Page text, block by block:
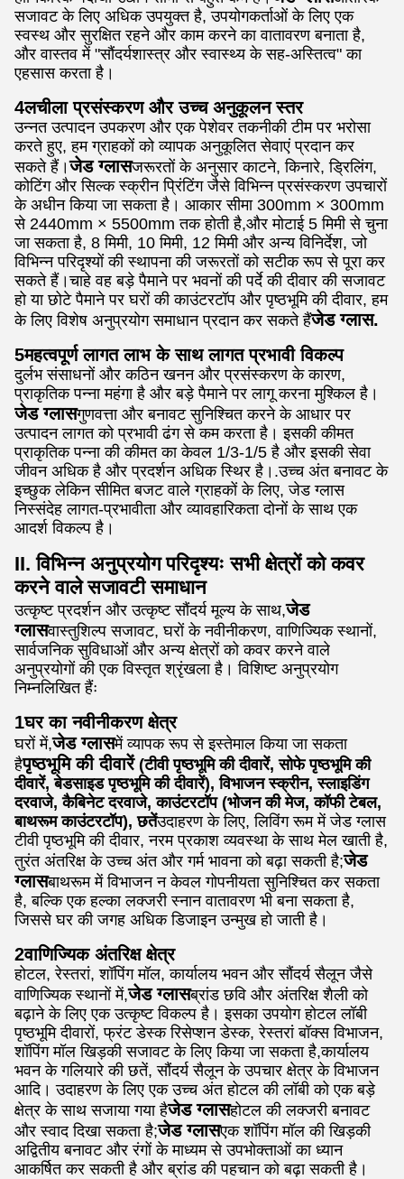
सजावट के लिए अधिक उपयुक्त है, उपयोगकर्ताओं के लिए एक
स्वस्थ और सुरक्षित रहने और काम करने का वातावरण बनाता है,
और वास्तव में "सौंदर्यशास्त्र और स्वास्थ्य के सह-अस्तित्व" का
एहसास करता है।
4लचीला प्रसंस्करण और उच्च अनुकूलन स्तर
उन्नत उत्पादन उपकरण और एक पेशेवर तकनीकी टीम पर भरोसा
करते हुए, हम ग्राहकों को व्यापक अनुकूलित सेवाएं प्रदान कर
सकते हैं।जेड ग्लासजरूरतों के अनुसार काटने, किनारे, ड्रिलिंग,
कोटिंग और सिल्क स्क्रीन प्रिंटिंग जैसे विभिन्न प्रसंस्करण उपचारों
के अधीन किया जा सकता है। आकार सीमा 300mm × 300mm
से 2440mm × 5500mm तक होती है,और मोटाई 5 मिमी से चुना
जा सकता है, 8 मिमी, 10 मिमी, 12 मिमी और अन्य विनिर्देश, जो
विभिन्न परिदृश्यों की स्थापना की जरूरतों को सटीक रूप से पूरा कर
सकते हैं।चाहे वह बड़े पैमाने पर भवनों की पर्दे की दीवार की सजावट
हो या छोटे पैमाने पर घरों की काउंटरटॉप और पृष्ठभूमि की दीवार, हम
के लिए विशेष अनुप्रयोग समाधान प्रदान कर सकते हैंजेड ग्लास.
5महत्वपूर्ण लागत लाभ के साथ लागत प्रभावी विकल्प
दुर्लभ संसाधनों और कठिन खनन और प्रसंस्करण के कारण,
प्राकृतिक पन्ना महंगा है और बड़े पैमाने पर लागू करना मुश्किल है।
जेड ग्लासगुणवत्ता और बनावट सुनिश्चित करने के आधार पर
उत्पादन लागत को प्रभावी ढंग से कम करता है। इसकी कीमत
प्राकृतिक पन्ना की कीमत का केवल 1/3-1/5 है और इसकी सेवा
जीवन अधिक है और प्रदर्शन अधिक स्थिर है।.उच्च अंत बनावट के
इच्छुक लेकिन सीमित बजट वाले ग्राहकों के लिए, जेड ग्लास
निस्संदेह लागत-प्रभावीता और व्यावहारिकता दोनों के साथ एक
आदर्श विकल्प है।
II. विभिन्न अनुप्रयोग परिदृश्यः सभी क्षेत्रों को कवर
करने वाले सजावटी समाधान
उत्कृष्ट प्रदर्शन और उत्कृष्ट सौंदर्य मूल्य के साथ,जेड
ग्लासवास्तुशिल्प सजावट, घरों के नवीनीकरण, वाणिज्यिक स्थानों,
सार्वजनिक सुविधाओं और अन्य क्षेत्रों को कवर करने वाले
अनुप्रयोगों की एक विस्तृत श्रृंखला है। विशिष्ट अनुप्रयोग
निम्नलिखित हैंः
1घर का नवीनीकरण क्षेत्र
घरों में,जेड ग्लासमें व्यापक रूप से इस्तेमाल किया जा सकता
हैपृष्ठभूमि की दीवारें (टीवी पृष्ठभूमि की दीवारें, सोफे पृष्ठभूमि की
दीवारें, बेडसाइड पृष्ठभूमि की दीवारें), विभाजन स्क्रीन, स्लाइडिंग
दरवाजे, कैबिनेट दरवाजे, काउंटरटॉप (भोजन की मेज, कॉफी टेबल,
बाथरूम काउंटरटॉप), छतेंउदाहरण के लिए, लिविंग रूम में जेड ग्लास
टीवी पृष्ठभूमि की दीवार, नरम प्रकाश व्यवस्था के साथ मेल खाती है,
तुरंत अंतरिक्ष के उच्च अंत और गर्म भावना को बढ़ा सकती है;जेड
ग्लासबाथरूम में विभाजन न केवल गोपनीयता सुनिश्चित कर सकता
है, बल्कि एक हल्का लक्जरी स्नान वातावरण भी बना सकता है,
जिससे घर की जगह अधिक डिजाइन उन्मुख हो जाती है।
2वाणिज्यिक अंतरिक्ष क्षेत्र
होटल, रेस्तरां, शॉपिंग मॉल, कार्यालय भवन और सौंदर्य सैलून जैसे
वाणिज्यिक स्थानों में,जेड ग्लासब्रांड छवि और अंतरिक्ष शैली को
बढ़ाने के लिए एक उत्कृष्ट विकल्प है। इसका उपयोग होटल लॉबी
पृष्ठभूमि दीवारों, फ्रंट डेस्क रिसेप्शन डेस्क, रेस्तरां बॉक्स विभाजन,
शॉपिंग मॉल खिड़की सजावट के लिए किया जा सकता है,कार्यालय
भवन के गलियारे की छतें, सौंदर्य सैलून के उपचार क्षेत्र के विभाजन
आदि। उदाहरण के लिए एक उच्च अंत होटल की लॉबी को एक बड़े
क्षेत्र के साथ सजाया गया हैजेड ग्लासहोटल की लक्जरी बनावट
और स्वाद दिखा सकता है;जेड ग्लासएक शॉपिंग मॉल की खिड़की
अद्वितीय बनावट और रंगों के माध्यम से उपभोक्ताओं का ध्यान
आकर्षित कर सकती है और ब्रांड की पहचान को बढ़ा सकती है।